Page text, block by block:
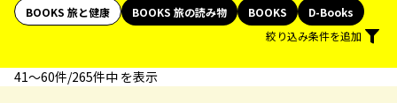
BOOKS 旅と健康
BOOKS 旅の読み物 BOOKS
D-Books
絞り込み条件を追加
41〜60件/265件中 を表示